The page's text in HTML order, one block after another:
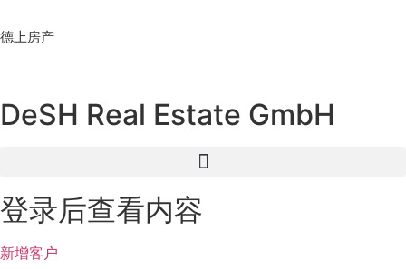
to
德上房产
DeSH Real Estate GmbH
登录后查看内容
新增客户